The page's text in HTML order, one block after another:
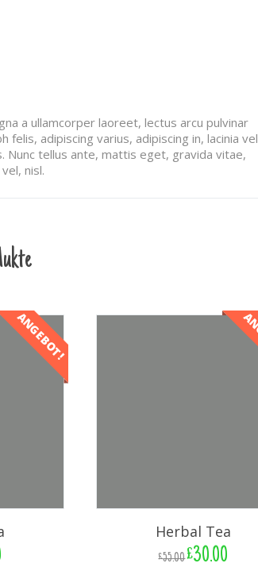
a ullamcorper laoreet, lectus arcu pulvinar
felis, adipiscing varius, adipiscing in, lacinia
Nunc tellus ante, mattis eget, gravida vitae,
nisl.
ANGEBOT!
Herbal Tea
£55.00£30.00